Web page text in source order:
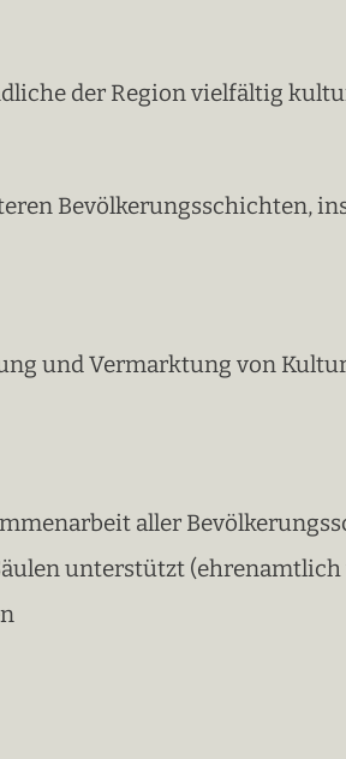
der Region vielfältig
Bevölkerungsschichten,
und Vermarktung von
aller
unterstützt